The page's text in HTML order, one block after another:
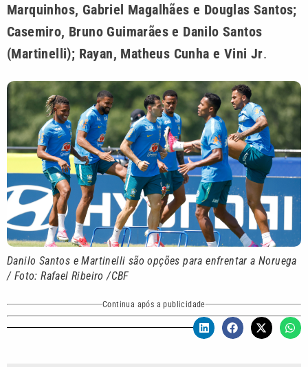
Marquinhos, Gabriel Magalhães e Douglas Santos;
Casemiro, Bruno Guimarães e Danilo Santos
(Martinelli); Rayan, Matheus Cunha e Vini Jr.
Danilo Santos e Martinelli são opções para enfrentar a Noruega
/ Foto: Rafael Ribeiro /CBF
Continua após a publicidade